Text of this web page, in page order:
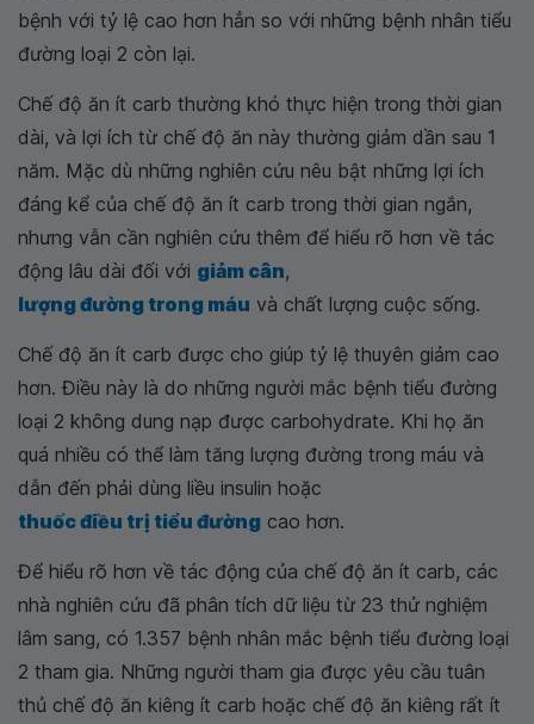
bệnh với tỷ lệ cao hơn hẳn so với những bệnh nhân tiểu
đường loại 2 còn lại.
Chế độ ăn ít carb thường khó thực hiện trong thời gian
dài, và lợi ích từ chế độ ăn này thường giảm dần sau 1
năm. Mặc dù những nghiên cứu nêu bật những lợi ích
đáng kể của chế độ ăn ít carb trong thời gian ngắn,
nhưng vẫn cần nghiên cứu thêm để hiểu rõ hơn về tác
động lâu dài đối với giảm cân,
lượng đường trong máu và chất lượng cuộc sống.
Chế độ ăn ít carb được cho giúp tỷ lệ thuyên giảm cao
hơn. Điều này là do những người mắc bệnh tiểu đường
loại 2 không dung nạp được carbohydrate. Khi họ ăn
quá nhiều có thể làm tăng lượng đường trong máu và
dẫn đến phải dùng liều insulin hoặc
thuốc điều trị tiểu đường cao hơn.
Để hiểu rõ hơn về tác động của chế độ ăn ít carb, các
nhà nghiên cứu đã phân tích dữ liệu từ 23 thử nghiệm
lâm sang, có 1.357 bệnh nhân mắc bệnh tiểu đường loại
2 tham gia. Những người tham gia được yêu cầu tuân
thủ chế độ ăn kiêng ít carb hoặc chế độ ăn kiêng rất ít